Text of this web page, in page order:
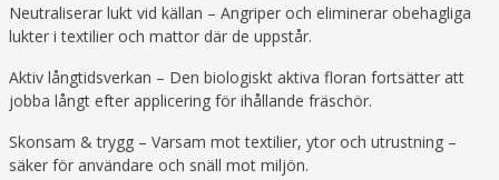
Neutraliserar lukt vid källan – Angriper och eliminerar obehagliga
lukter i textilier och mattor där de uppstår.
Aktiv långtidsverkan – Den biologiskt aktiva floran fortsätter att
jobba långt efter applicering för ihållande fräschör.
Skonsam & trygg – Varsam mot textilier, ytor och utrustning –
säker för användare och snäll mot miljön.